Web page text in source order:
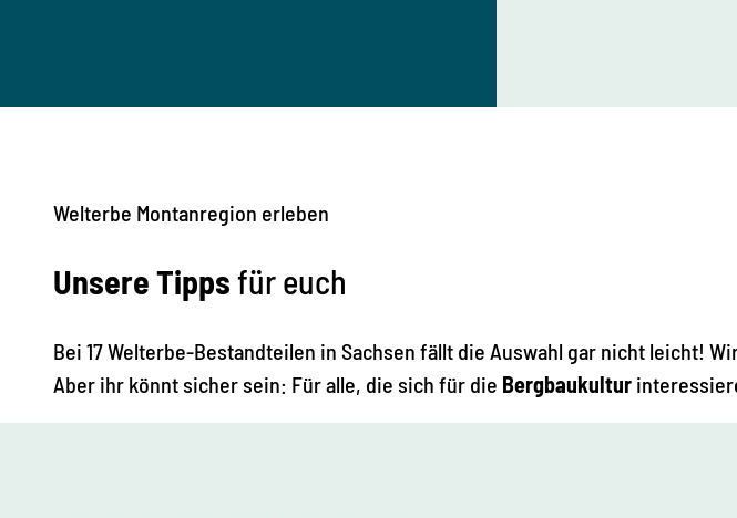
Welterbe Montanregion erleben
Unsere Tippsfür euch
Bei 17 Welterbe-Bestandteilen in Sachsen fällt die Auswahl gar nicht leicht!
Aber ihr könnt sicher sein: Für alle, die sich für die Bergbaukultur